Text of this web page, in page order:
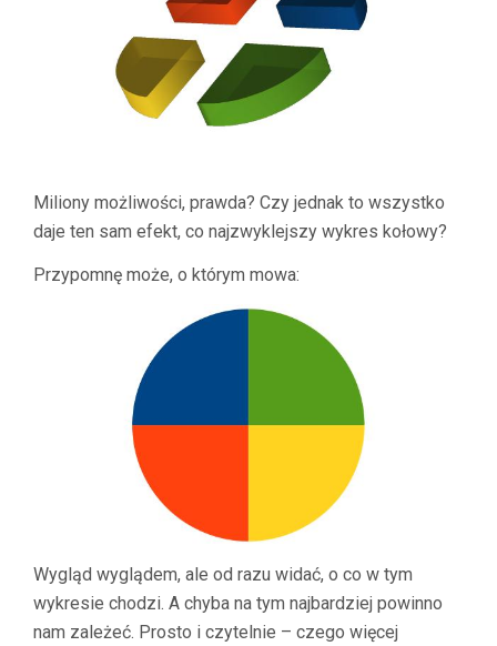
Miliony możliwości, prawda? Czy jednak to wszystko
daje ten sam efekt, co najzwyklejszy wykres kołowy?
Przypomnę może, o którym mowa:
Wygląd wyglądem, ale od razu widać, o co w tym
wykresie chodzi. A chyba na tym najbardziej powinno
nam zależeć. Prosto i czytelnie – czego więcej